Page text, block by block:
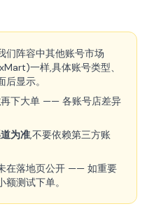
们阵容中其他账号市场
一样,具体账号类型、
显示。
再下大单 —— 各账号店差异
为准,不要依赖第三方账
在落地页公开 —— 如重要
测试下单。